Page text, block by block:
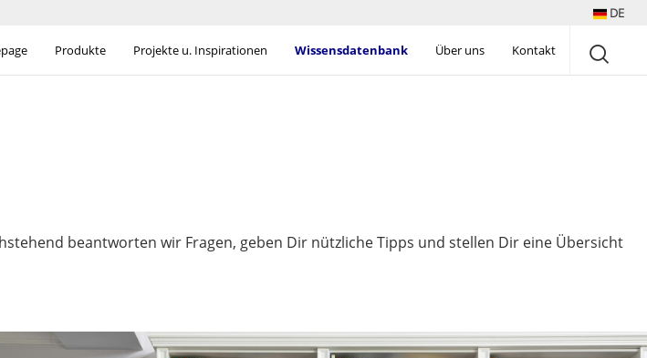
DE
Produkte Projekte u. Inspirationen Wissensdatenbank Über uns Kontakt
beantworten wir Fragen, geben Dir nützliche Tipps und stellen Dir eine Übersicht